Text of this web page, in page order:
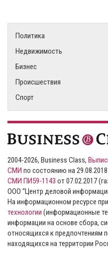
Политика
Недвижимость
Бизнес
Происшествия
Спорт
2004-2026, Business Class,
СМИ по состоянию на
СМИ ПИ59-1143 от 07.02.2017
ООО “Центр деловой
На информационном ресурсе
технологии (информационные
информации на основе сбора,
относящихся к предпочтениям
находящихся на территории